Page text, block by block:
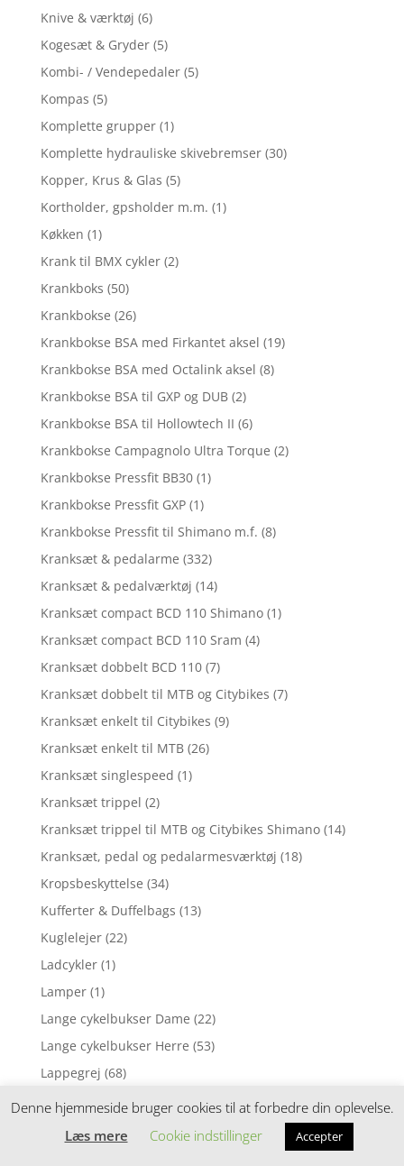
Knive & værktøj (6)
Kogesæt & Gryder (5)
Kombi- / Vendepedaler (5)
Kompas (5)
Komplette grupper (1)
Komplette hydrauliske skivebremser (30)
Kopper, Krus & Glas (5)
Kortholder, gpsholder m.m. (1)
Køkken (1)
Krank til BMX cykler (2)
Krankboks (50)
Krankbokse (26)
Krankbokse BSA med Firkantet aksel (19)
Krankbokse BSA med Octalink aksel (8)
Krankbokse BSA til GXP og DUB (2)
Krankbokse BSA til Hollowtech II (6)
Krankbokse Campagnolo Ultra Torque (2)
Krankbokse Pressfit BB30 (1)
Krankbokse Pressfit GXP (1)
Krankbokse Pressfit til Shimano m.f. (8)
Kranksæt & pedalarme (332)
Kranksæt & pedalværktøj (14)
Kranksæt compact BCD 110 Shimano (1)
Kranksæt compact BCD 110 Sram (4)
Kranksæt dobbelt BCD 110 (7)
Kranksæt dobbelt til MTB og Citybikes (7)
Kranksæt enkelt til Citybikes (9)
Kranksæt enkelt til MTB (26)
Kranksæt singlespeed (1)
Kranksæt trippel (2)
Kranksæt trippel til MTB og Citybikes Shimano (14)
Kranksæt, pedal og pedalarmesværktøj (18)
Kropsbeskyttelse (34)
Kufferter & Duffelbags (13)
Kuglelejer (22)
Ladcykler (1)
Lamper (1)
Lange cykelbukser Dame (22)
Lange cykelbukser Herre (53)
Lappegrej (68)
Lædersadler (3)
Denne hjemmeside bruger cookies til at forbedre din oplevelse.
Læs mere
Cookie indstillinger Accepter